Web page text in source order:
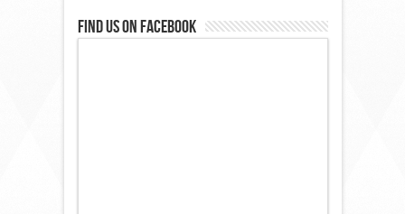
Find us on Facebook